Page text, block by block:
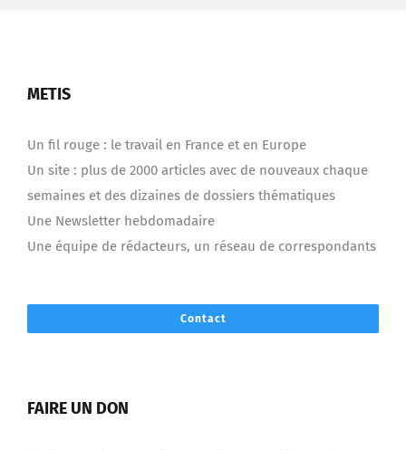
METIS
Un fil rouge : le travail en France et en Europe
Un site : plus de 2000 articles avec de nouveaux chaque
semaines et des dizaines de dossiers thématiques
Une Newsletter hebdomadaire
Une équipe de rédacteurs, un réseau de correspondants
Contact
FAIRE UN DON